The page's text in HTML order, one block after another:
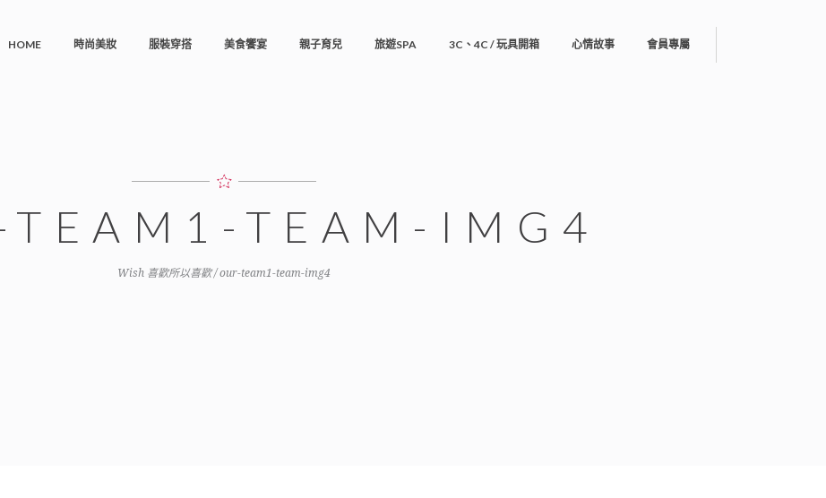
HOME 時尚美妝 服裝穿搭 美食饗宴 親子育兒 旅遊SPA 3C、4C / 玩具開箱 心情故事 會員專屬
TEAM1-TEAM-IMG4
Wish 喜歡所以喜歡/our-team1-team-img4